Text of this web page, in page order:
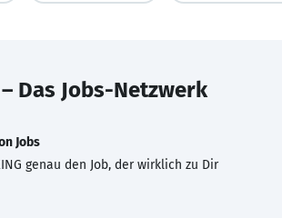
– Das Jobs-Netzwerk
Jobs
genau den Job, der wirklich zu Dir